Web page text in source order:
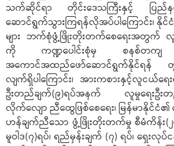
သက်ဆိုင်ရာ တိုင်းဒေသကြီးနှင့် ပြည်န
ဆောင်ရွက်သွားကြရန်လိုအပ်ပါကြောင်း၊ နို
များ ဘက်စုံဖွံ့ဖြိုးတိုးတက်စေရေးအတွက် လူင
ကို ကဏ္ဍပေါင်းစုံမှ စနစ်တကျ
အကောင်အထည်ဖော်ဆောင်ရွက်နိုင်ရန် တွန်
လျက်ရှိပါကြောင်း၊ အားကစားနှင့်လူငယ်ရေး
ဦးတည်ချက်(၉)ရပ်အနက် လူမှုရေးဦ
လိုက်လျော ညီထွေဖြစ်စေရေး၊ မြန်မာနိုင်ငံ
ဟန်ချက်ညီသော ဖွံ့ဖြိုးတိုးတက်မှု စီမံကိန်း(
မူဝါဒ(၇)ရပ်၊ ရည်မှန်းချက် (၇) ရပ်၊ ရှေးလုပ်